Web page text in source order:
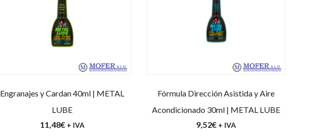
Engranajes y Cardan 40ml | METAL
LUBE
11,48€ + IVA
Fórmula Dirección Asistida y Aire
Acondicionado 30ml | METAL LUBE
9,52€ + IVA